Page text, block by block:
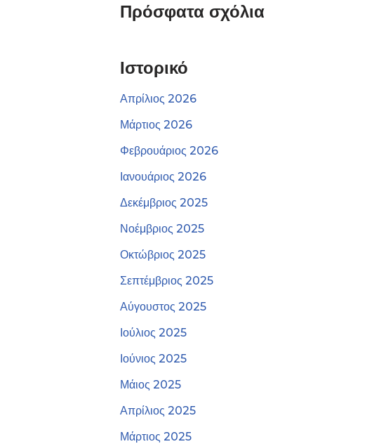
Πρόσφατα σχόλια
Ιστορικό
Απρίλιος 2026
Μάρτιος 2026
Φεβρουάριος 2026
Ιανουάριος 2026
Δεκέμβριος 2025
Νοέμβριος 2025
Οκτώβριος 2025
Σεπτέμβριος 2025
Αύγουστος 2025
Ιούλιος 2025
Ιούνιος 2025
Μάιος 2025
Απρίλιος 2025
Μάρτιος 2025